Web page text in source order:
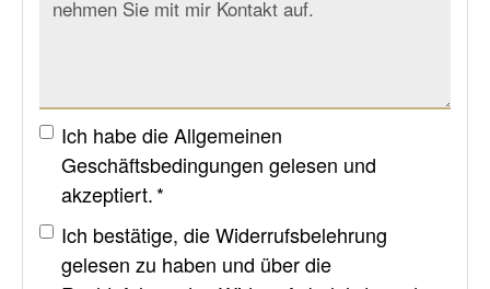
Ich habe dieAllgemeinen
Geschäftsbedingungen gelesen und
akzeptiert. *
Ich bestätige, dieWiderrufsbelehrung
gelesen zu haben und über die